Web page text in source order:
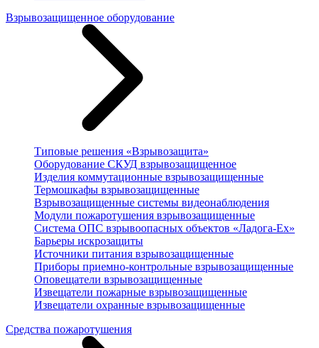
Взрывозащищенное оборудование
Типовые решения «Взрывозащита»
Оборудование СКУД взрывозащищенное
Изделия коммутационные взрывозащищенные
Термошкафы взрывозащищенные
Взрывозащищенные системы видеонаблюдения
Модули пожаротушения взрывозащищенные
Система ОПС взрывоопасных объектов «Ладога-Ex»
Барьеры искрозащиты
Источники питания взрывозащищенные
Приборы приемно-контрольные взрывозащищенные
Оповещатели взрывозащищенные
Извещатели пожарные взрывозащищенные
Извещатели охранные взрывозащищенные
Средства пожаротушения